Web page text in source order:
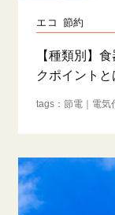
エコ 節約
【種類別】
クポイントと
節電 電気